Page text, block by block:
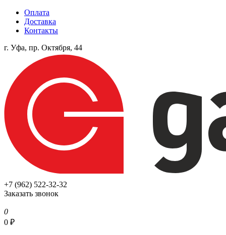
Оплата
Доставка
Контакты
г. Уфа, пр. Октября, 44
+7 (962) 522-32-32
Заказать звонок
0
0 ₽